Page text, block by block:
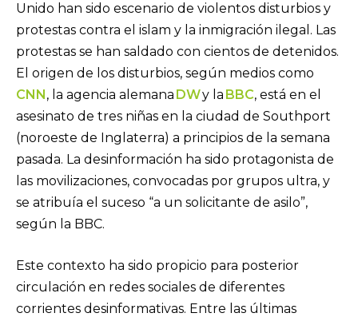
Unido han sido escenario de violentos disturbios y
protestas contra el islam y la inmigración ilegal. Las
protestas se han saldado con cientos de detenidos.
El origen de los disturbios, según medios como
CNN , la agencia alemana DWy la BBC, está en el
asesinato de tres niñas en la ciudad de Southport
(noroeste de Inglaterra) a principios de la semana
pasada. La desinformación ha sido protagonista de
las movilizaciones, convocadas por grupos ultra, y
se atribuía el suceso “a un solicitante de asilo”,
según la BBC.
Este contexto ha sido propicio para posterior
circulación en redes sociales de diferentes
corrientes desinformativas. Entre las últimas